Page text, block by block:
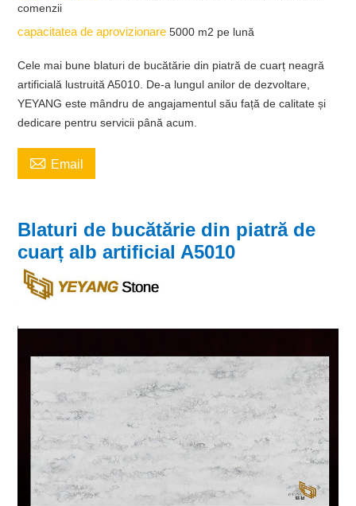
comenzii
capacitatea de aprovizionare5000 m2 pe lună
Cele mai bune blaturi de bucătărie din piatră de cuarț neagră
artificială lustruită A5010. De-a lungul anilor de dezvoltare,
YEYANG este mândru de angajamentul său față de calitate și
dedicare pentru servicii până acum.
 Email
Blaturi de bucătărie din piatră de
cuarț alb artificial A5010